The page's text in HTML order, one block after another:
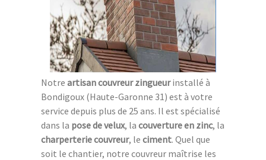
Notre artisan couvreur zingueurinstallé à
Bondigoux (Haute-Garonne 31) est à votre
service depuis plus de 25 ans. Il est spécialisé
dans la pose de velux, la couverture en zinc, la
charperterie couvreur, le ciment. Quel que
soit le chantier, notre couvreur maîtrise les